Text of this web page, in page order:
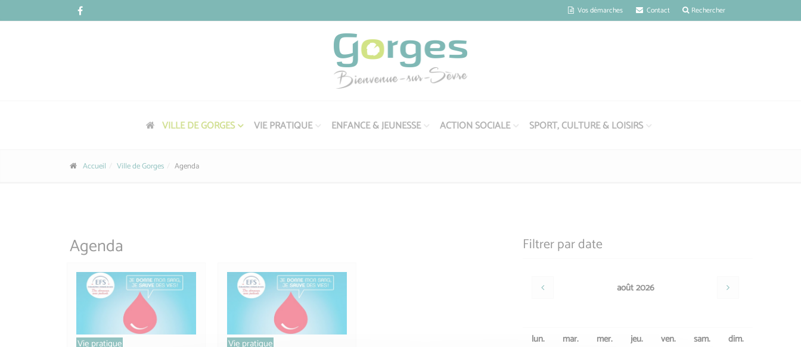
Vos démarches Contact Rechercher
VILLE DE GORGES VIE PRATIQUE ENFANCE & JEUNESSE ACTION SOCIALE SPORT, CULTURE & LOISIRS
Accueil Ville de Gorges Agenda
Agenda
Vie pratique
Vie pratique
Filtrer par date
août 2026
lun. mar. mer. jeu. ven. sam.
dim.
Panneau de gestion des cookies